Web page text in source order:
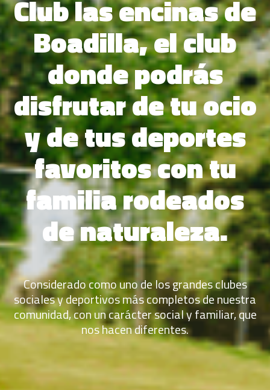
Club las encinas de
Boadilla, el club
donde podrás
disfrutar de tu ocio
y de tus deportes
favoritos con tu
familia rodeados
de naturaleza.
Considerado como uno de los grandes clubes
sociales y deportivos más completos de nuestra
comunidad, con un carácter social y familiar, que
nos hacen diferentes.